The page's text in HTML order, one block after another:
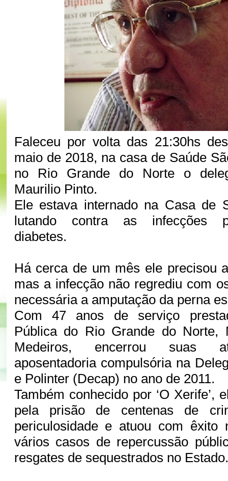
Faleceu por volta das 21:30hs
maio de 2018, na casa de Saúde
no Rio Grande do Norte o
Maurilio Pinto.
Ele estava internado na Casa de
lutando contra as infecções
diabetes.
Há cerca de um mês ele precisou
mas a infecção não regrediu com
necessária a amputação da perna
Com 47 anos de serviço
Pública do Rio Grande do Norte,
Medeiros, encerrou suas
aposentadoria compulsória na
e Polinter (Decap) no ano de 2011.
Também conhecido por ‘O Xerife’,
pela prisão de centenas de
periculosidade e atuou com êxito
vários casos de repercussão
resgates de sequestrados no